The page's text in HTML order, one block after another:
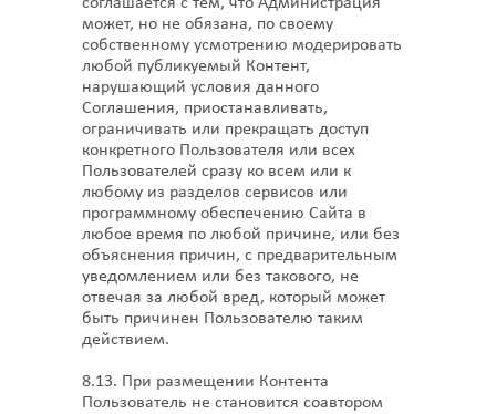
может, но не обязана, по своему
собственному усмотрению модерировать
любой публикуемый Контент,
нарушающий условия данного
Соглашения, приостанавливать,
ограничивать или прекращать доступ
конкретного Пользователя или всех
Пользователей сразу ко всем или к
любому из разделов сервисов или
программному обеспечению Сайта в
любое время по любой причине, или без
объяснения причин, с предварительным
уведомлением или без такового, не
отвечая за любой вред, который может
быть причинен Пользователю таким
действием.
8.13. При размещении Контента
Пользователь не становится соавтором